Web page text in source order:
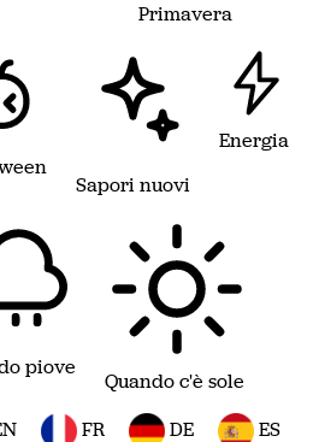
Primavera
Sapori nuovi
Energia
piove
Quando c'è sole
FR DE ES